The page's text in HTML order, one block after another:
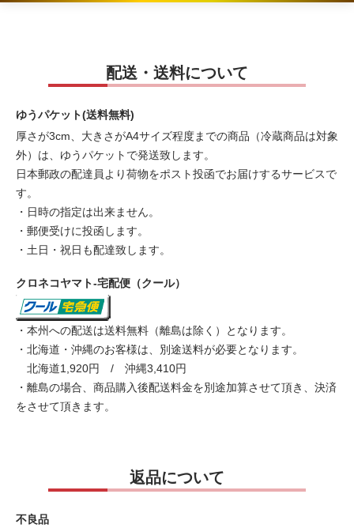
配送・送料について
ゆうパケット(送料無料)
厚さが3cm、大きさがA4サイズ程度までの商品（冷蔵商品は対象
外）は、ゆうパケットで発送致します。
日本郵政の配達員より荷物をポスト投函でお届けするサービスで
す。
・日時の指定は出来ません。
・郵便受けに投函します。
・土日・祝日も配達致します。
クロネコヤマト-宅配便（クール）
・本州への配送は送料無料（離島は除く）となります。
・北海道・沖縄のお客様は、別途送料が必要となります。
北海道1,920円 / 沖縄3,410円
・離島の場合、商品購入後配送料金を別途加算させて頂き、決済
をさせて頂きます。
返品について
不良品